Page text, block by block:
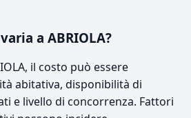
a ABRIOLA?
il costo può essere
abitativa, disponibilità di
e livello di concorrenza. Fattori